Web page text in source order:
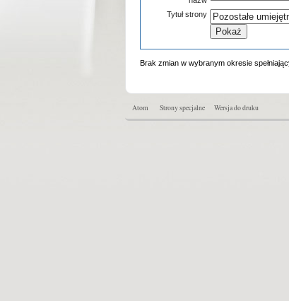
Tytuł strony
Brak zmian w wybranym okresie
Atom Strony specjalne Wersja do druku